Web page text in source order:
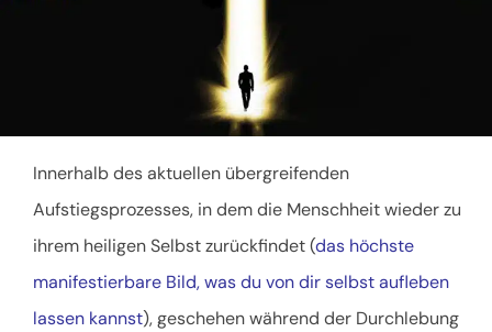
Innerhalb des aktuellen übergreifenden
Aufstiegsprozesses, in dem die Menschheit wieder zu
ihrem heiligen Selbst zurückfindet (das höchste
manifestierbare Bild, was du von dir selbst aufleben
lassen kannst), geschehen während der Durchlebung